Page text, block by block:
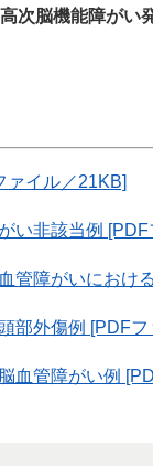
次脳機能障がい
ァイル／21KB]
い非該当例
管障がいにおけ
部外傷例 [PDF
血管障がい例